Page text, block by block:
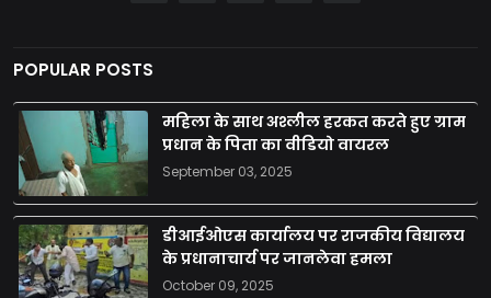
POPULAR POSTS
महिला के साथ अश्लील हरकत करते हुए ग्राम
प्रधान के पिता का वीडियो वायरल
September 03, 2025
डीआईओएस कार्यालय पर राजकीय विद्यालय
के प्रधानाचार्य पर जानलेवा हमला
October 09, 2025